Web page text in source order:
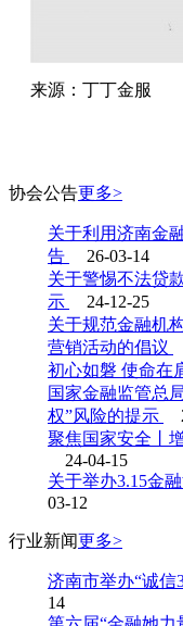
来源：丁丁金服
协会公告更多>
关于利用济南金
告
26-03-14
关于警惕不法贷
示
24-12-25
关于规范金融机
营销活动的倡议
初心如磐 使命在
国家金融监管总
权”风险的提示
聚焦国家安全丨
24-04-15
关于举办3.15金
03-12
行业新闻更多>
济南市举办“诚信
14